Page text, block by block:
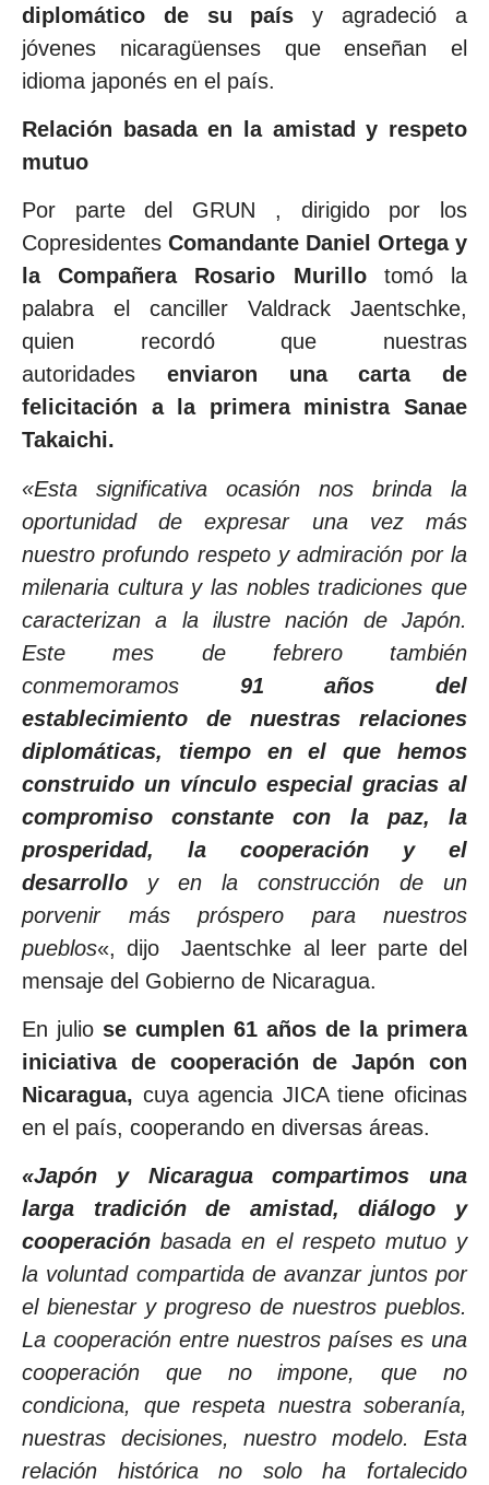
diplomático de su país y agradeció a
jóvenes nicaragüenses que enseñan el
idioma japonés en el país.
Relación basada en la amistad y respeto
mutuo
Por parte del GRUN
, dirigido por los
Copresidentes Comandante Daniel Ortega y
la Compañera Rosario Murillotomó la
palabra el canciller Valdrack Jaentschke,
quien recordó que nuestras
autoridades enviaron una carta de
felicitación a la primera ministra Sanae
Takaichi.
«Esta significativa ocasión nos brinda la
oportunidad de expresar una vez más
nuestro profundo respeto y admiración por la
milenaria cultura y las nobles tradiciones que
caracterizan a la ilustre nación de Japón.
Este mes de febrero también
conmemoramos 91 años del
establecimiento de nuestras relaciones
diplomáticas, tiempo en el que hemos
construido un vínculo especial gracias al
compromiso constante con la paz, la
prosperidad, la cooperación y el
desarrollo y en la construcción de un
porvenir más próspero para nuestros
pueblos«, dijo Jaentschke al leer parte del
mensaje del Gobierno de Nicaragua.
En julio se cumplen 61 años de la primera
iniciativa de cooperación de Japón con
Nicaragua, cuya agencia JICA tiene oficinas
en el país, cooperando en diversas áreas.
«Japón y Nicaragua compartimos una
larga tradición de amistad, diálogo y
cooperación basada en el respeto mutuo y
la voluntad compartida de avanzar juntos por
el bienestar y progreso de nuestros pueblos.
La cooperación entre nuestros países es una
cooperación que no impone, que no
condiciona, que respeta nuestra soberanía,
nuestras decisiones, nuestro modelo. Esta
relación histórica no solo ha fortalecido